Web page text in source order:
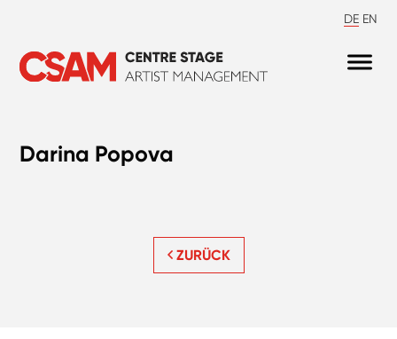
DE EN
Darina Popova
ZURÜCK